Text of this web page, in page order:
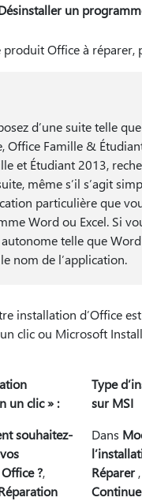
un
produit Office à réparer,
d’une suite telle
Office Famille &
et Étudiant 2013,
même s’il s’agit
particulière que
Word ou Excel. Si
telle que Word
nom de l’application.
installation d’Office
clic ou Microsoft
un clic » :
souhaitez-
?,
Type
sur MSI
Dans
Réparer,